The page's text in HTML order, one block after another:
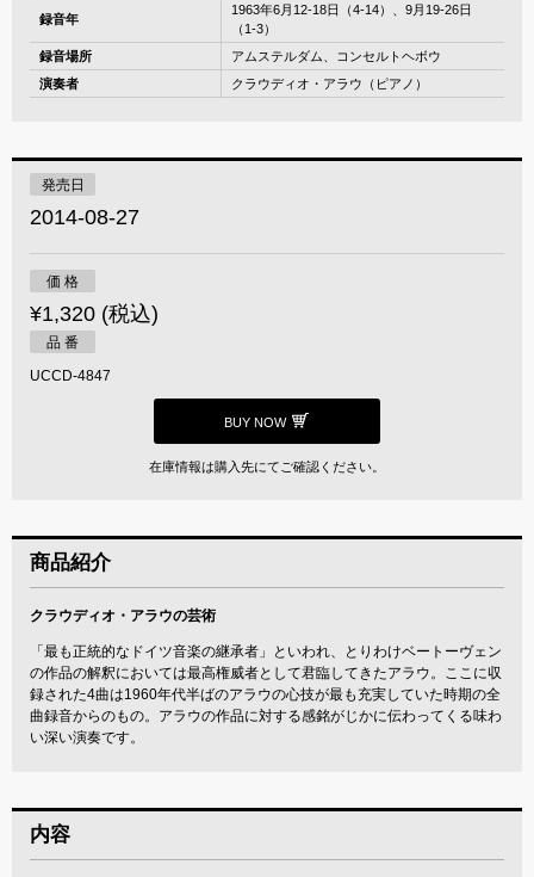
録音年
1963年6月12-18日（4-14）、9月19-26日
（1-3）
録音場所
アムステルダム、コンセルトヘボウ
演奏者
クラウディオ・アラウ（ピアノ）
発売日
2014-08-27
価 格
¥1,320 (税込)
品 番
UCCD-4847
BUY NOW
在庫情報は購入先にてご確認ください。
商品紹介
クラウディオ・アラウの芸術
「最も正統的なドイツ音楽の継承者」といわれ、とりわけベートーヴェン
の作品の解釈においては最高権威者として君臨してきたアラウ。ここに収
録された4曲は1960年代半ばのアラウの心技が最も充実していた時期の全
曲録音からのもの。アラウの作品に対する感銘がじかに伝わってくる味わ
い深い演奏です。
内容